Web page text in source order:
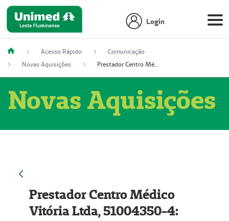
Login
Acesso Rápido
Comunicação
Novas Aquisições
Prestador Centro Médico Vitória Ltda, 51004350-4: Centro Médico Vitória Ltda (Nome Fantasia: Policlínica Master)
Novas Aquisições
Prestador Centro Médico
Vitória Ltda, 51004350-4: